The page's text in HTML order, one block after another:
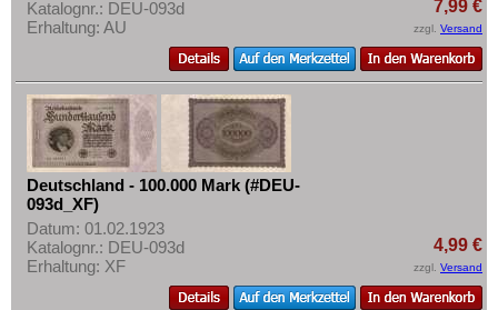
Katalognr.: DEU-093d
Erhaltung: AU
7,99 €
zzgl. Versand
Deutschland - 100.000 Mark (#DEU-
093d_XF)
Datum: 01.02.1923
Katalognr.: DEU-093d
Erhaltung: XF
4,99 €
zzgl. Versand